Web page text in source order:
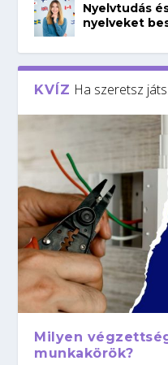
Nyelvtudás
nyelveket
KVÍZ Ha szeretsz
Milyen
munkakörök?